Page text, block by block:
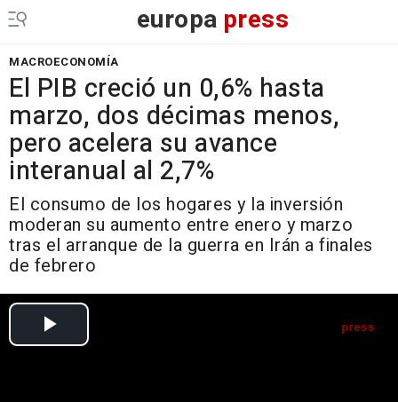
europa press
MACROECONOMÍA
El PIB creció un 0,6% hasta
marzo, dos décimas menos,
pero acelera su avance
interanual al 2,7%
El consumo de los hogares y la inversión
moderan su aumento entre enero y marzo
tras el arranque de la guerra en Irán a finales
de febrero